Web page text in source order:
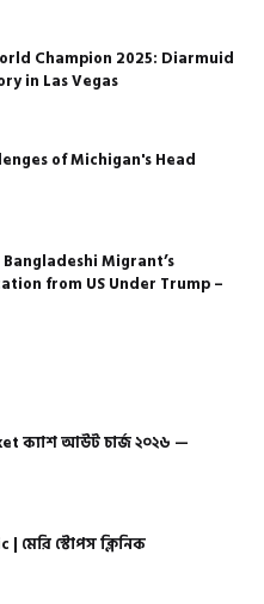
Champion 2025: Diarmuid
in Las Vegas
of Michigan's Head
Migrant’s
from US Under Trump –
ক্যাশ আউট চার্জ ২০২৬ —
মেরি স্টোপস ক্লিনিক